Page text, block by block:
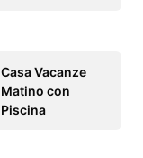
Casa Vacanze
Matino con
Piscina